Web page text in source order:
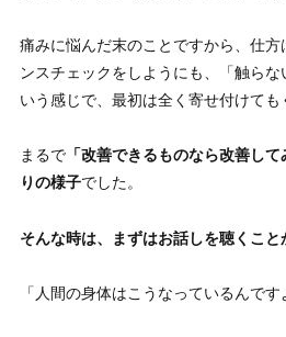
痛みに悩んだ末のことですから、仕
ンスチェックをしようにも、「触ら
いう感じで、最初は全く寄せ付けても
まるで「改善できるものなら改善し
りの様子でした。
そんな時は、まずはお話しを聴くこと
「人間の身体はこうなっているんです